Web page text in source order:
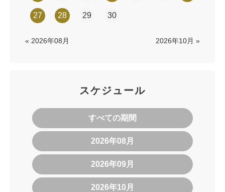
27 28 29 30
« 2026年08月 2026年10月 »
スケジュール
すべての期間
2026年08月
2026年09月
2026年10月